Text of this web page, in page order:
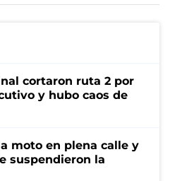
cortaron ruta 2 por
y hubo caos de
moto en plena calle y
suspendieron la